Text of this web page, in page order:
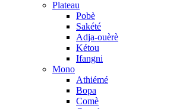
Plateau
Pobè
Sakété
Adja-ouèrè
Kétou
Ifangni
Mono
Athiémé
Bopa
Comè